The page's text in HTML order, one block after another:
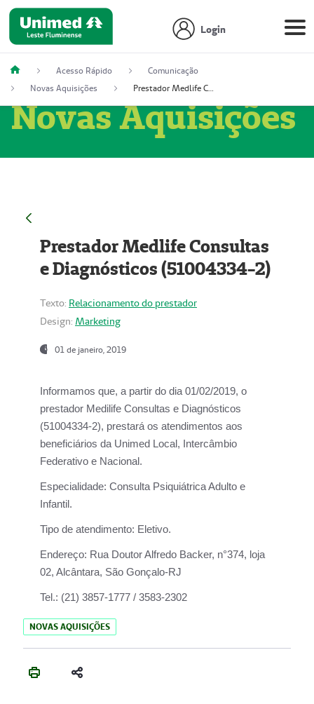
Login
Acesso Rápido
Comunicação
Novas Aquisições
Prestador Medlife Consultas e Diagnósticos (51004334-2)
Novas Aquisições
Prestador Medlife Consultas
e Diagnósticos (51004334-2)
Texto: Relacionamento do prestador
Design: Marketing
01 de janeiro, 2019
Informamos que, a partir do dia 01/02/2019, o
prestador Medilife Consultas e Diagnósticos
(51004334-2), prestará os atendimentos aos
beneficiários da Unimed Local, Intercâmbio
Federativo e Nacional.
Especialidade: Consulta Psiquiátrica Adulto e
Infantil.
Tipo de atendimento: Eletivo.
Endereço: Rua Doutor Alfredo Backer, n°374, loja
02, Alcântara, São Gonçalo-RJ
Tel.: (21) 3857-1777 / 3583-2302
NOVAS AQUISIÇÕES